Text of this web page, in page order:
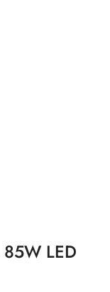
85W LED